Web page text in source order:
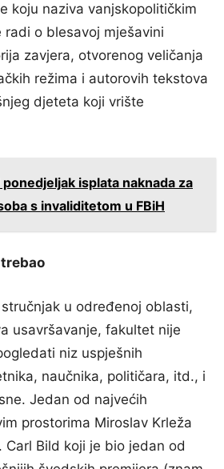
koju naziva vanjskopolitičkim
radi o blesavoj mješavini
zavjera, otvorenog veličanja
režima i autorovih tekstova
djeteta koji vrište
ponedjeljak isplata naknada za
s invaliditetom u FBiH
u određenoj oblasti,
usavršavanje, fakultet nije
niz uspješnih
naučnika, političara, itd., i
Jedan od najvećih
prostorima Miroslav Krleža
Bild koji je bio jedan od